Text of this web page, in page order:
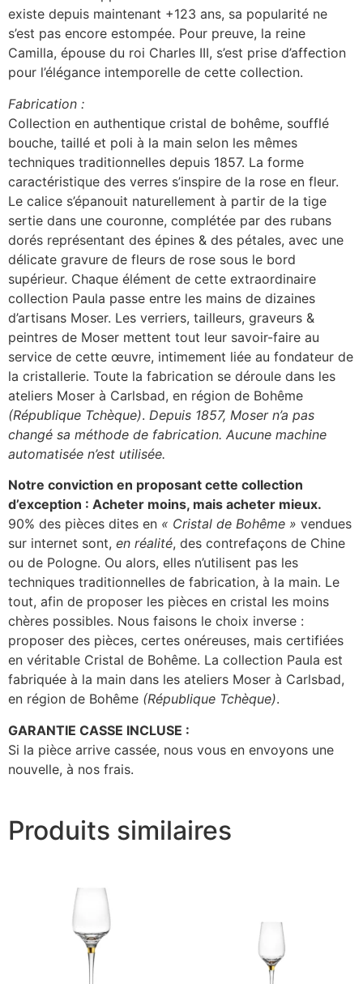
existe depuis maintenant +123 ans, sa popularité ne
s’est pas encore estompée. Pour preuve, la reine
Camilla, épouse du roi Charles III, s’est prise d’affection
pour l’élégance intemporelle de cette collection.
Fabrication :
Collection en authentique cristal de bohême, soufflé
bouche, taillé et poli à la main selon les mêmes
techniques traditionnelles depuis 1857. La forme
caractéristique des verres s’inspire de la rose en fleur.
Le calice s’épanouit naturellement à partir de la tige
sertie dans une couronne, complétée par des rubans
dorés représentant des épines & des pétales, avec une
délicate gravure de fleurs de rose sous le bord
supérieur. Chaque élément de cette extraordinaire
collection Paula passe entre les mains de dizaines
d’artisans Moser. Les verriers, tailleurs, graveurs &
peintres de Moser mettent tout leur savoir-faire au
service de cette œuvre, intimement liée au fondateur de
la cristallerie. Toute la fabrication se déroule dans les
ateliers Moser à Carlsbad, en région de Bohême
(République Tchèque). Depuis 1857, Moser n’a pas
changé sa méthode de fabrication. Aucune machine
automatisée n’est utilisée.
Notre conviction en proposant cette collection
d’exception : Acheter moins, mais acheter mieux.
90% des pièces dites en « Cristal de Bohême » vendues
sur internet sont, en réalité, des contrefaçons de Chine
ou de Pologne. Ou alors, elles n’utilisent pas les
techniques traditionnelles de fabrication, à la main. Le
tout, afin de proposer les pièces en cristal les moins
chères possibles. Nous faisons le choix inverse :
proposer des pièces, certes onéreuses, mais certifiées
en véritable Cristal de Bohême. La collection Paula est
fabriquée à la main dans les ateliers Moser à Carlsbad,
en région de Bohême (République Tchèque).
GARANTIE CASSE INCLUSE :
Si la pièce arrive cassée, nous vous en envoyons une
nouvelle, à nos frais.
Produits similaires